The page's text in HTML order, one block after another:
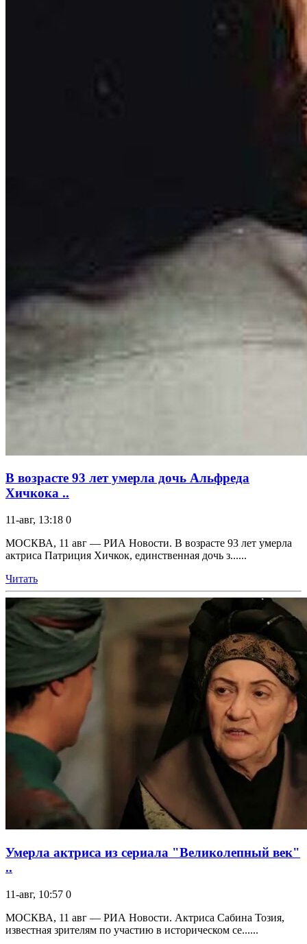
В возрасте 93 лет умерла дочь Альфреда
Хичкока ..
11-авг, 13:18 0
МОСКВА, 11 авг — РИА Новости. В возрасте 93 лет умерла
актриса Патриция Хичкок, единственная дочь з......
Читать
Умерла актриса из сериала "Великолепный век"
..
11-авг, 10:57 0
МОСКВА, 11 авг — РИА Новости. Актриса Сабина Тозия,
известная зрителям по участию в историческом се......